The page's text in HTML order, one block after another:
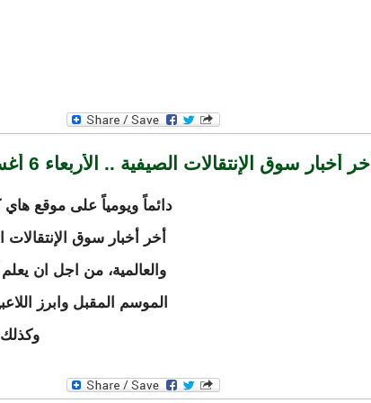
أخر أخبار سوق الإنتقالات الصيفية .. الأربعاء 6 أغسطس 2014
دائماً ويومياً على موقع
أخر أخبار سوق
والعالمية، من اجل ان
الموسم المقبل وابرز